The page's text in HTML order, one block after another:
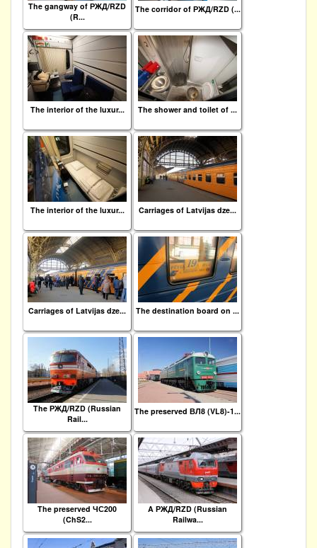
The gangway of РЖД/RZD
(R...
The corridor of РЖД/RZD (...
The interior of the luxur... The shower and toilet of ...
The interior of the luxur... Carriages of Latvijas dze...
Carriages of Latvijas dze... The destination board on ...
The РЖД/RZD (Russian
Rail...
The preserved ВЛ8 (VL8)-1...
The preserved ЧС200
(ChS2...
A РЖД/RZD (Russian
Railwa...